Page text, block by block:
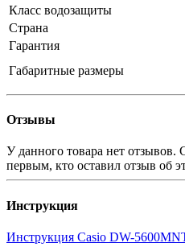
Класс водозащиты
Страна
Гарантия
Габаритные размеры
Отзывы
У данного товара нет отзывов.
первым, кто оставил отзыв об
Инструкция
Инструкция Casio DW-